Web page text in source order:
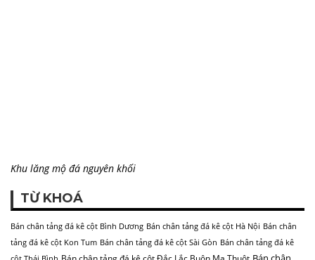
tảng đá kê cột Kon Tum Bán chân tảng đá kê cột Sài Gòn
tảng đá kê cột Đắk Lắk Buôn Mê Thuật
Chân cột tròn Chân cột vuông
Công
ty xây dựng lăng mộ đá ở Hà Nội lăng mộ đá
lăng mộ đá ninh bình Lư hương đá vuông mẫu cuốn thư đá đẹp ở bình phước